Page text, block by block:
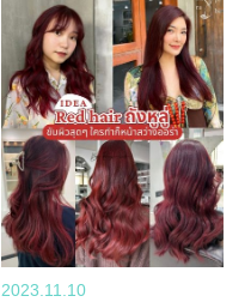
2023.11.10